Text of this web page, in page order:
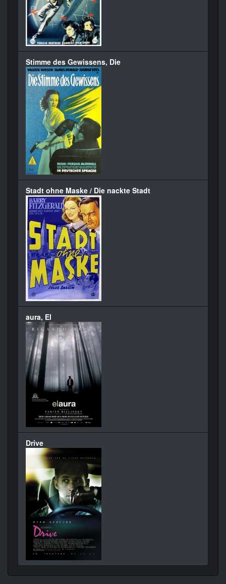
Stimme des Gewissens, Die
Stadt ohne Maske / Die nackte Stadt
aura, El
Drive